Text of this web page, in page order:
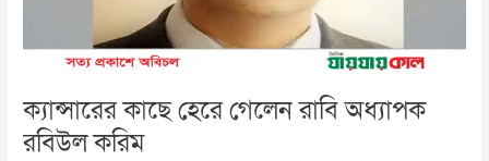
ক্যান্সারের কাছে হেরে গেলেন রাবি অধ্যাপক
রবিউল করিম